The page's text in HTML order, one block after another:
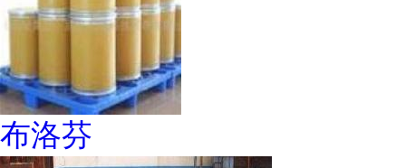
布洛芬